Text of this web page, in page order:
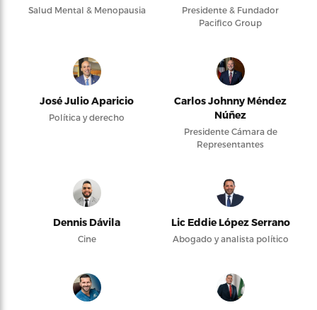
Salud Mental & Menopausia
Presidente & Fundador
Pacifico Group
José Julio Aparicio
Política y derecho
Carlos Johnny Méndez
Núñez
Presidente Cámara de
Representantes
Dennis Dávila
Cine
Lic Eddie López Serrano
Abogado y analista político